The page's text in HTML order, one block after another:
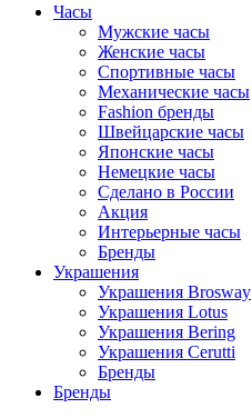
Часы
Мужские часы
Женские часы
Спортивные часы
Механические часы
Fashion бренды
Швейцарские часы
Японские часы
Немецкие часы
Сделано в России
Акция
Интерьерные часы
Бренды
Украшения
Украшения Brosway
Украшения Lotus
Украшения Bering
Украшения Cerutti
Бренды
Бренды